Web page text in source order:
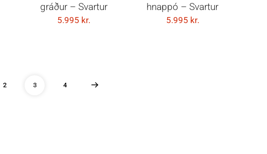
gráður – Svartur
5.995 kr.
hnappó – Svartur
5.995 kr.
2 3 4